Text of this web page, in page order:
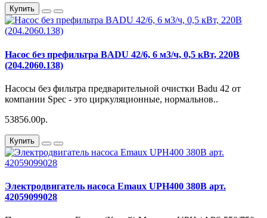
Купить
Насос без префильтра BADU 42/6, 6 м3/ч, 0,5 кВт, 220В
(204.2060.138)
Насосы без фильтра предварительной очистки Badu 42 от
компании Spec - это циркуляционные, нормальнов..
53856.00р.
Купить
Электродвигатель насоса Emaux UPH400 380В арт.
42059099028